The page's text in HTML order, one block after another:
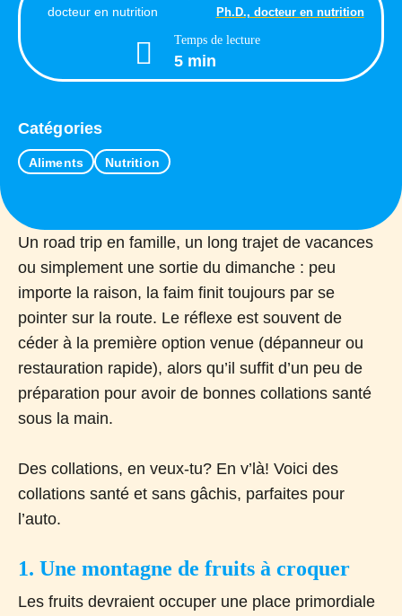
Ph.D., docteur en nutrition
Temps de lecture
5 min
Catégories
Aliments Nutrition
Un road trip en famille, un long trajet de vacances
ou simplement une sortie du dimanche : peu
importe la raison, la faim finit toujours par se
pointer sur la route. Le réflexe est souvent de
céder à la première option venue (dépanneur ou
restauration rapide), alors qu’il suffit d’un peu de
préparation pour avoir de bonnes collations santé
sous la main.
Des collations, en veux-tu? En v’là! Voici des
collations santé et sans gâchis, parfaites pour
l’auto.
1. Une montagne de fruits à croquer
Les fruits devraient occuper une place primordiale